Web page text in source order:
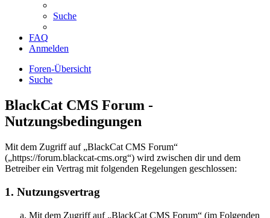
Suche
FAQ
Anmelden
Foren-Übersicht
Suche
BlackCat CMS Forum -
Nutzungsbedingungen
Mit dem Zugriff auf „BlackCat CMS Forum“
(„https://forum.blackcat-cms.org“) wird zwischen dir und dem
Betreiber ein Vertrag mit folgenden Regelungen geschlossen:
1. Nutzungsvertrag
Mit dem Zugriff auf „BlackCat CMS Forum“ (im Folgenden